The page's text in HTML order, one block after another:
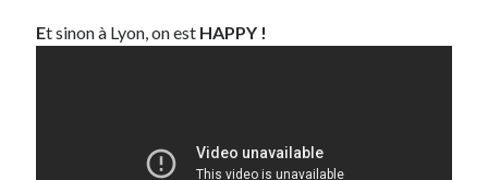
Et sinon à Lyon, on est HAPPY !